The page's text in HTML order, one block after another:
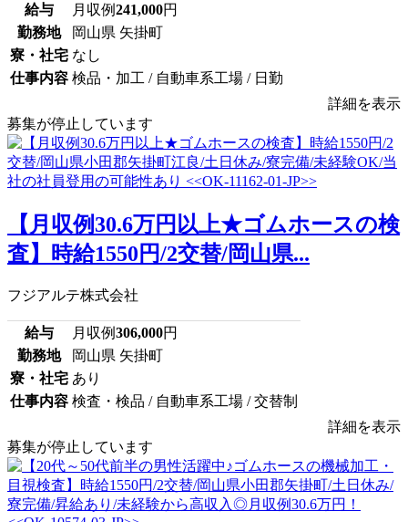
給与 月収例241,000円
勤務地
岡山県 矢掛町
寮・社宅 なし
仕事内容 検品・加工 / 自動車系工場 / 日勤
詳細を表示
募集が停止しています
【月収例30.6万円以上★ゴムホースの検
査】時給1550円/2交替/岡山県...
フジアルテ株式会社
給与 月収例306,000円
勤務地
岡山県 矢掛町
寮・社宅 あり
仕事内容 検査・検品 / 自動車系工場 / 交替制
詳細を表示
募集が停止しています